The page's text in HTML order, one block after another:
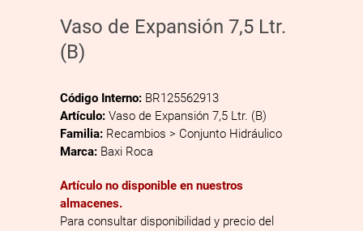
Vaso de Expansión 7,5 Ltr.
(B)
Código Interno: BR125562913
Artículo: Vaso de Expansión 7,5 Ltr. (B)
Familia: Recambios > Conjunto Hidráulico
Marca: Baxi Roca
Artículo no disponible en nuestros
almacenes.
Para consultar disponibilidad y precio del